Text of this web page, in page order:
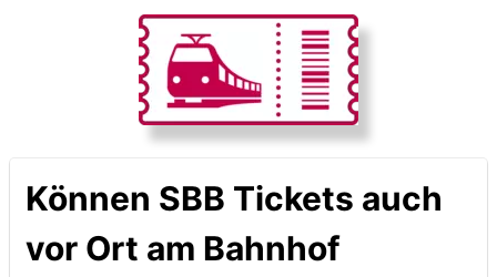
Können SBB Tickets auch
vor Ort am Bahnhof